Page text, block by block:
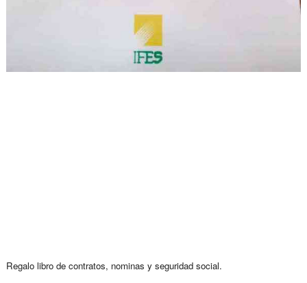
Regalo libro de contratos, nominas y seguridad social.